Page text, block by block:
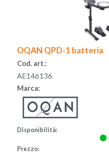
OQAN QPD-1 batteria
Cod. art.:
AE146136
Marca:
Disponibilità:
Prezzo: